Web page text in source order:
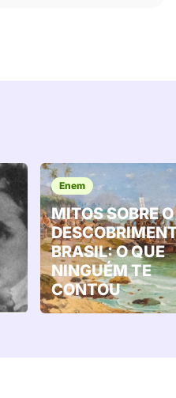
Enem
MITOS SOBRE O
BRASIL: O QUE
NINGUÉM TE
CONTOU